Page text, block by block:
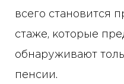
всего становится
стаже, которые
обнаруживают
пенсии.